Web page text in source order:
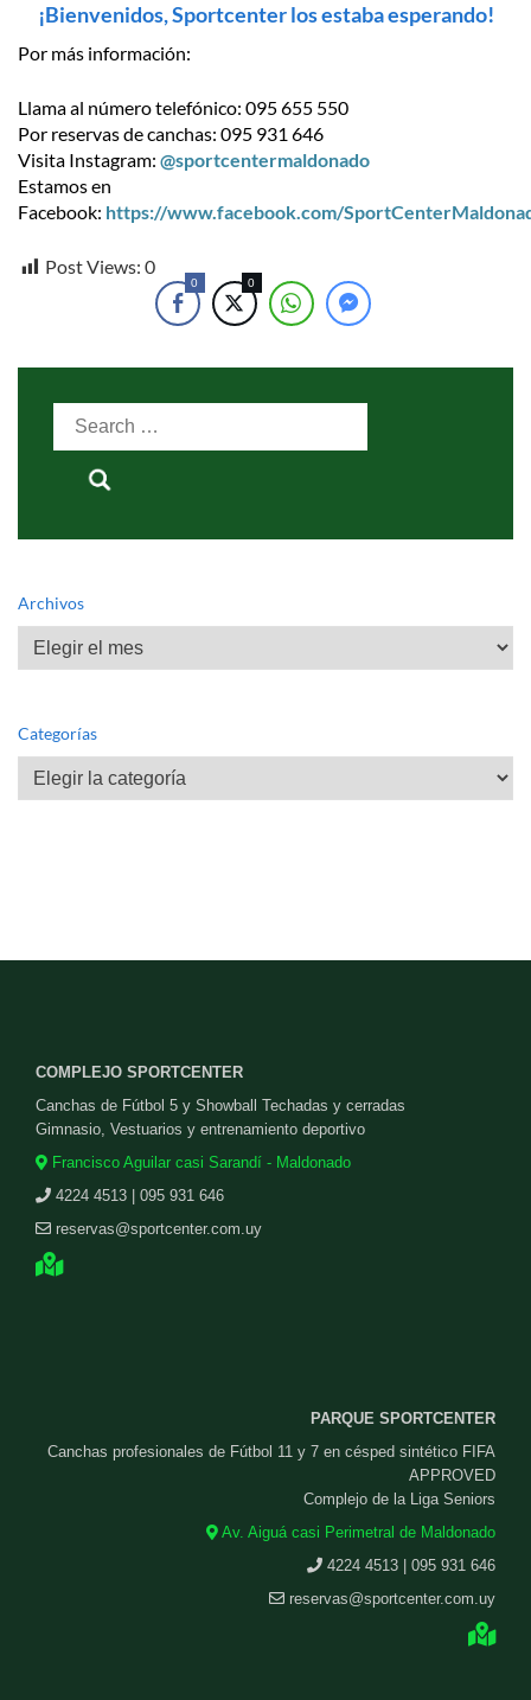
¡Bienvenidos, Sportcenter los estaba esperando!
Por más información:
Llama al número telefónico: 095 655 550
Por reservas de canchas: 095 931 646
Visita Instagram: @sportcentermaldonado
Estamos en
Facebook: https://www.facebook.com/
Post Views: 0
0 0
Search
Archivos
Archivos
Categorías
Categorías
COMPLEJO SPORTCENTER
Canchas de Fútbol 5 y Showball Techadas y cerradas
Gimnasio, Vestuarios y entrenamiento deportivo
Francisco Aguilar casi Sarandí - Maldonado
4224 4513 | 095 931 646
reservas@sportcenter.com.uy
PARQUE SPORTCENTER
Canchas profesionales de Fútbol 11 y 7 en césped sintético FIFA
APPROVED
Complejo de la Liga Seniors
Av. Aiguá casi Perimetral de Maldonado
4224 4513 | 095 931 646
reservas@sportcenter.com.uy